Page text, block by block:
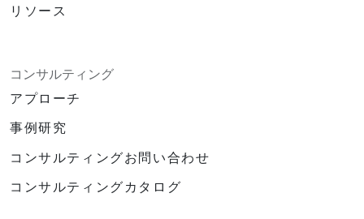
リソース
コンサルティング
アプローチ
事例研究
コンサルティングお問い合わせ
コンサルティングカタログ